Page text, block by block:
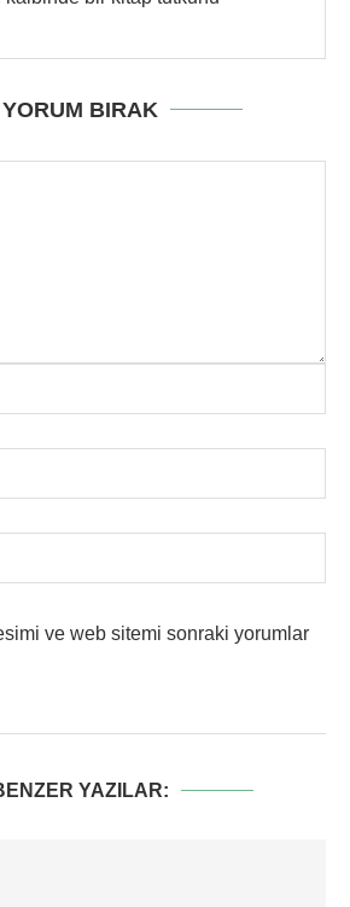
YORUM BIRAK
ve web sitemi sonraki yorumlar
YAZILAR: